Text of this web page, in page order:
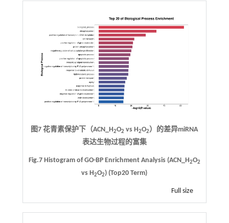
图7 花青素保护下（ACN_H2O2 vs H2O2）的差异miRNA
表达生物过程的富集
Fig.7 Histogram of GO-BP Enrichment Analysis (ACN_H2O2
vs H2O2) (Top20 Term)
Full size